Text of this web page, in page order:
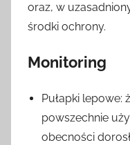
oraz, w
środki ochrony.
Monitoring
Pułapki lepowe:
powszechnie
obecności